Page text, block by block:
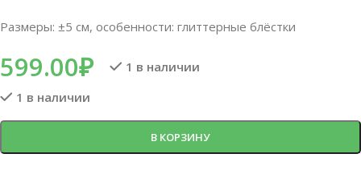
Размеры: ±5 см, особенности: глиттерные блёстки
599.00₽
1 в наличии
1 в наличии
В КОРЗИНУ